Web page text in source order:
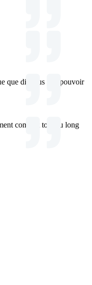
que dietplus a le pouvoir
complet tout au long